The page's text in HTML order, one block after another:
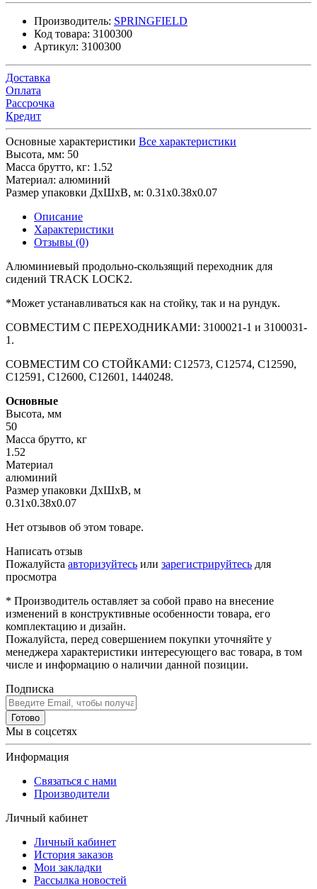
Производитель: SPRINGFIELD
Код товара: 3100300
Артикул: 3100300
Доставка
Оплата
Рассрочка
Кредит
Основные характеристики Все характеристики
Высота, мм: 50
Масса брутто, кг: 1.52
Материал: алюминий
Размер упаковки ДхШхВ, м: 0.31x0.38x0.07
Описание
Характеристики
Отзывы (0)
Алюминиевый продольно-скользящий переходник для
сидений TRACK LOCK2.
*Может устанавливаться как на стойку, так и на рундук.
СОВМЕСТИМ С ПЕРЕХОДНИКАМИ: 3100021-1 и 3100031-
1.
СОВМЕСТИМ СО СТОЙКАМИ: С12573, С12574, С12590,
С12591, С12600, С12601, 1440248.
Основные
Высота, мм
50
Масса брутто, кг
1.52
Материал
алюминий
Размер упаковки ДхШхВ, м
0.31x0.38x0.07
Нет отзывов об этом товаре.
Написать отзыв
Пожалуйста авторизуйтесь или зарегистрируйтесь для
просмотра
* Производитель оставляет за собой право на внесение
изменений в конструктивные особенности товара, его
комплектацию и дизайн.
Пожалуйста, перед совершением покупки уточняйте у
менеджера характеристики интересующего вас товара, в том
числе и информацию о наличии данной позиции.
Подписка
Готово
Мы в соцсетях
Информация
Связаться с нами
Производители
Личный кабинет
Личный кабинет
История заказов
Мои закладки
Рассылка новостей